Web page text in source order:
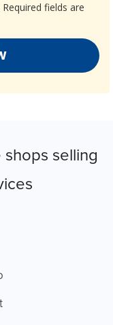
Required fields are
shops selling